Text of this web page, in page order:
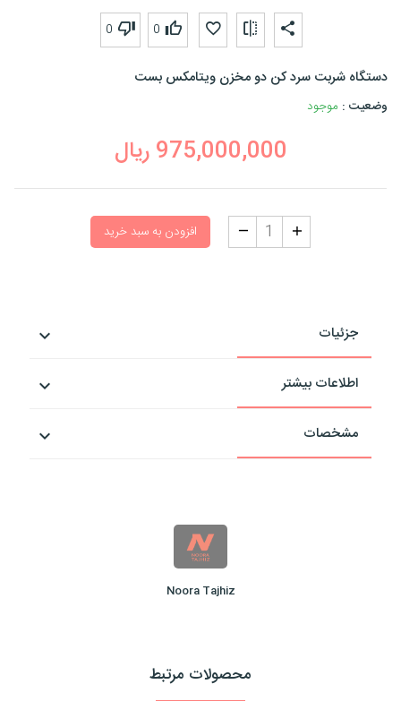
0
0
دستگاه شربت سرد کن دو مخزن ویتامکس بست
وضعیت : موجود
975,000,000 ریال
افزودن به سبد خرید
جزئیات
اطلاعات بیشتر
مشخصات
Noora Tajhiz
محصولات مرتبط